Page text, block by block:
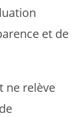
et de
ne relève